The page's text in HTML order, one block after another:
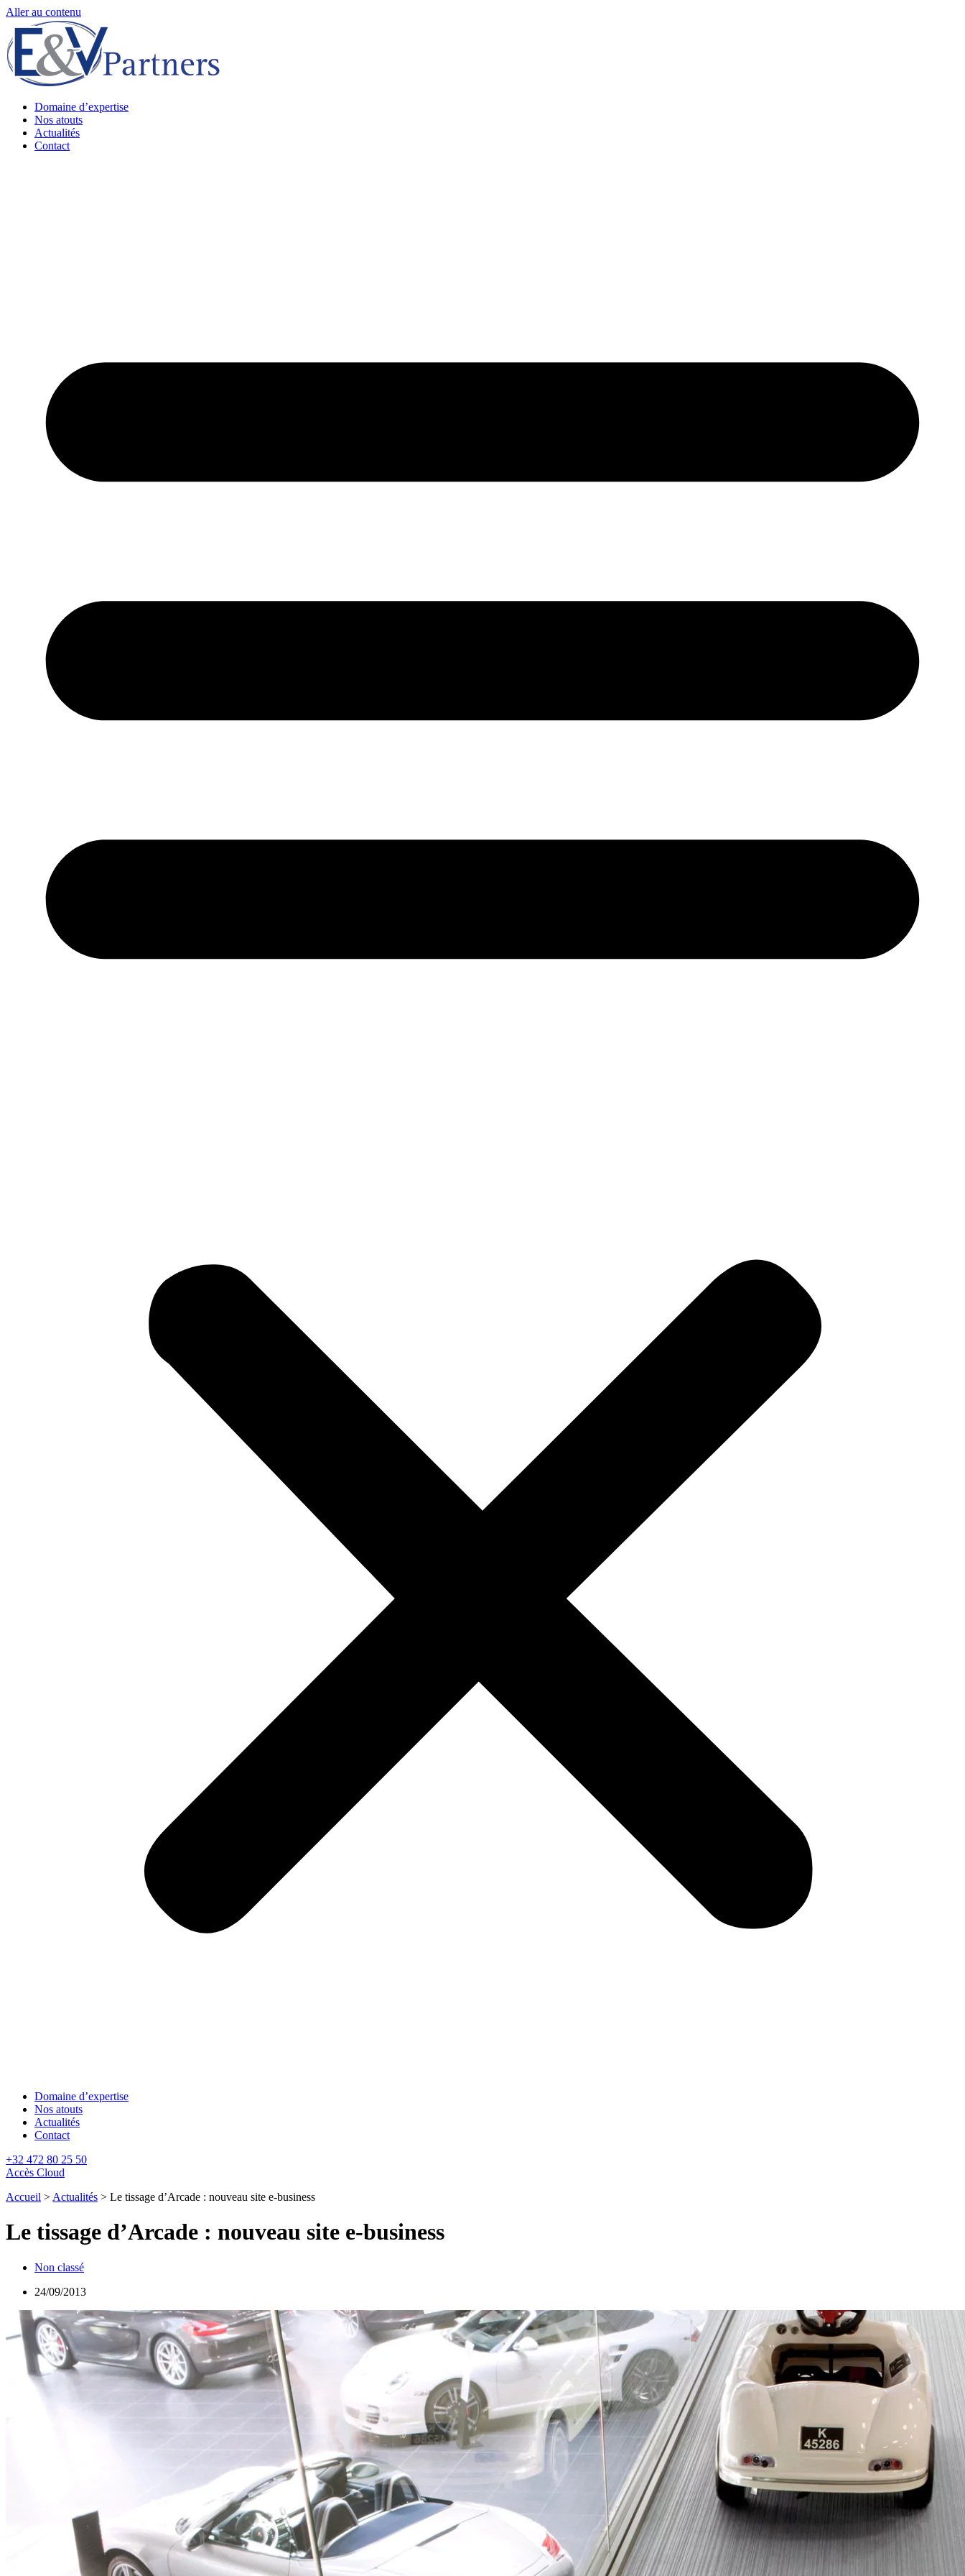
Aller au contenu
Domaine d’expertise
Nos atouts
Actualités
Contact
Domaine d’expertise
Nos atouts
Actualités
Contact
+32 472 80 25 50
Accès Cloud
Accueil > Actualités > Le tissage d’Arcade : nouveau site e-business
Le tissage d’Arcade : nouveau site e-business
Non classé
24/09/2013